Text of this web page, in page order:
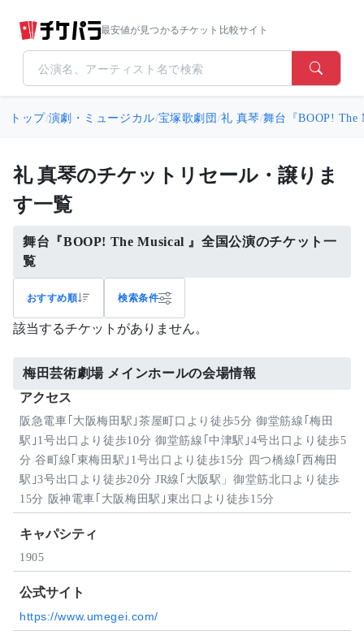
最安値が見つかるチケット比較サイト
トップ/演劇・ミュージカル/宝塚歌劇団 /礼 真琴/舞台『BOOP! The
礼 真琴のチケットリセール・譲りま
す一覧
舞台『BOOP! The Musical 』全国公演のチケット一
覧
おすすめ順 検索条件
該当するチケットがありません。
梅田芸術劇場 メインホールの会場情報
アクセス
阪急電車｢大阪梅田駅｣茶屋町口より徒歩5分 御堂筋線｢梅田
駅｣1号出口より徒歩10分 御堂筋線｢中津駅｣4号出口より徒歩5
分 谷町線｢東梅田駅｣1号出口より徒歩15分 四つ橋線｢西梅田
駅｣3号出口より徒歩20分 JR線｢大阪駅」御堂筋北口より徒歩
15分 阪神電車｢大阪梅田駅｣東出口より徒歩15分
キャパシティ
1905
公式サイト
https://www.umegei.com/